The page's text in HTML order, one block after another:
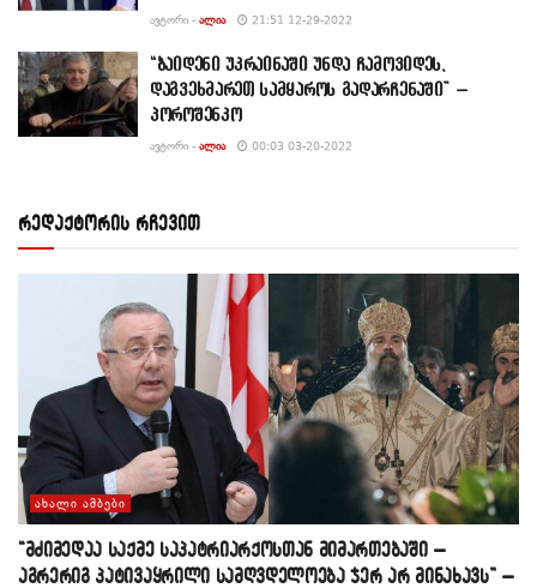
ᲐᲕᲢᲝᲠᲘ - ᲐᲚᲘᲐ 21:51 12-29-2022
“ბაიდენი უკრაინაში უნდა ჩამოვიდეს,
დაგვეხმარეთ სამყაროს გადარჩენაში” –
პოროშენკო
ᲐᲕᲢᲝᲠᲘ - ᲐᲚᲘᲐ 00:03 03-20-2022
რედაქტორის რჩევით
ᲐᲮᲐᲚᲘ ᲐᲛᲑᲔᲑᲘ
“მძიმედაა საქმე საპატრიარქოსთან მიმართებაში –
აგრერიგ პატივაყრილი სამღვდელოება ჯერ არ მინახავს” –